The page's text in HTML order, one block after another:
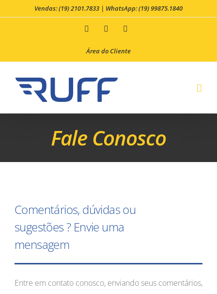
Vendas: (19) 2101.7833 | WhatsApp: (19) 99875.1840
FacebookLinkedIn
Área do Cliente
Fale Conosco
Comentários, dúvidas ou
sugestões ? Envie uma
mensagem
Entre em contato conosco, enviando seus comentários,